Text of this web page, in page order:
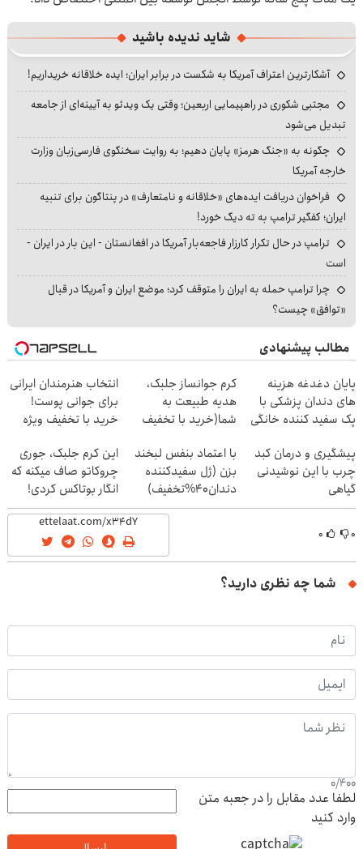
شاید ندیده باشید
آشکارترین اعتراف آمریکا به شکست در برابر ایران؛ ایده خلاقانه خریداریم!
مجتبی شکوری در راهپیمایی اربعین؛ وقتی یک ویدئو به آیینه‌ای از جامعه
تبدیل می‌شود
چگونه به «جنگ هرمز» پایان دهیم؛ به روایت سخنگوی فارسی‌زبان وزارت
خارجه آمریکا
فراخوان دریافت ایده‌های «خلاقانه و نامتعارف» در پنتاگون برای تنبیه
ایران؛ کفگیر ترامپ به ته دیگ خورد!
ترامپ در حال تکرار کارزار فاجعه‌بار آمریکا در افغانستان - این بار در ایران -
است
چرا ترامپ حمله به ایران را متوقف کرد؛ موضع ایران و آمریکا در قبال
«توافق» چیست؟
مطالب پیشنهادی
پایان دغدغه هزینه
های دندان پزشکی با
پک سفید کننده خانگی
کرم جوانساز جلبک،
هدیه طبیعت به
شما(خرید با تخفیف
انتخاب هنرمندان ایرانی
برای جوانی پوست!
خرید با تخفیف ویژه
پیشگیری و درمان کبد
چرب با این نوشیدنی
گیاهی
با اعتماد بنفس لبخند
بزن (ژل سفیدکننده
دندان40%تخفیف)
این کرم جلبک، جوری
چروکاتو صاف میکنه که
انگار بوتاکس کردی!
(تخفیف ویژه)
۰ ۰
شما چه نظری دارید؟
0/400
لطفا عدد مقابل را در جعبه متن
وارد کنید